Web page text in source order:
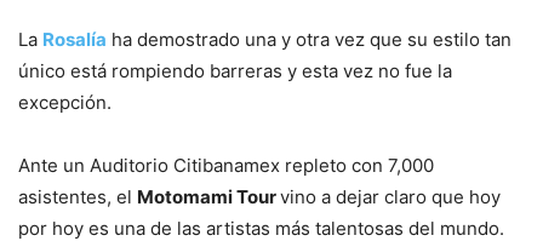
La Rosalía ha demostrado una y otra vez que su estilo tan
único está rompiendo barreras y esta vez no fue la
excepción.
Ante un Auditorio Citibanamex repleto con 7,000
asistentes, el Motomami Tourvino a dejar claro que hoy
por hoy es una de las artistas más talentosas del mundo.